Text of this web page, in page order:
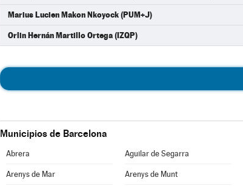
Marius Lucien Makon Nkoyock (PUM+J)
Orlin Hernán Martillo Ortega (IZQP)
Municipios de Barcelona
Abrera Aguilar de Segarra
Arenys de Mar Arenys de Munt